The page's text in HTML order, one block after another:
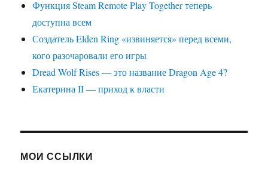
Функция Steam Remote Play Together теперь
доступна всем
Создатель Elden Ring «извиняется» перед всеми,
кого разочаровали его игры
Dread Wolf Rises — это название Dragon Age 4?
Екатерина II — приход к власти
МОИ ССЫЛКИ